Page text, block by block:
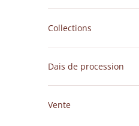
Collections
Dais de procession
Vente